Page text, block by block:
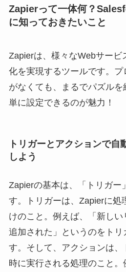
Zapierって一体何？
に知っておきたいこと
Zapierは、様々なWebサービ
化を実現するツールです。
がなくても、まるでパズル
単に設定できるのが魅力！
トリガーとアクションで自
しよう
Zapierの基本は、「トリガー
す。トリガーは、Zapierに処
けのこと。例えば、「新し
追加された」というのをトリ
す。そして、アクションは、
時に実行される処理のこと